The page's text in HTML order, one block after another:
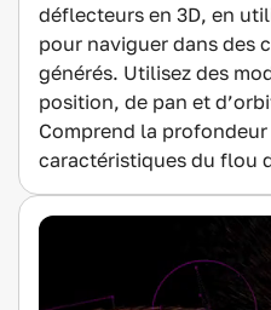
déflecteurs en 3D, en
pour naviguer dans des
générés. Utilisez des
position, de pan et
Comprend la
caractéristiques du flou